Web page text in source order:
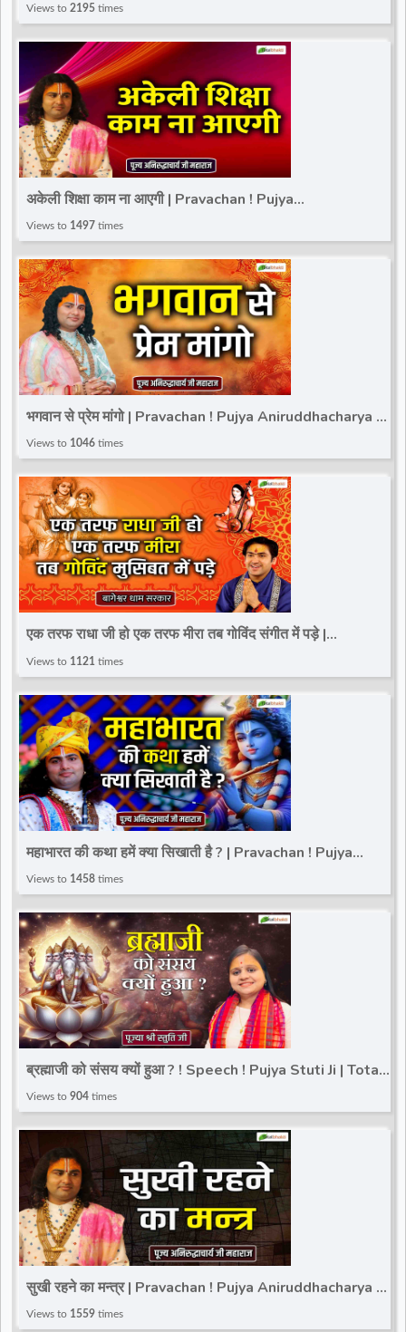
Mahima | 26 January 2025 | Totalbhakti
Views to 2195 times
अकेली शिक्षा काम ना आएगी | Pravachan ! Pujya
Aniruddhacharya Ji Maharaj
Views to 1497 times
भगवान से प्रेम मांगो | Pravachan ! Pujya Aniruddhacharya Ji
Maharaj
Views to 1046 times
एक तरफ राधा जी हो एक तरफ मीरा तब गोविंद संगीत में पड़े |
Bageshwar Dham Sarkar | Sagar (M.P.)
Views to 1121 times
महाभारत की कथा हमें क्या सिखाती है ? | Pravachan ! Pujya
Aniruddhacharya Ji Maharaj
Views to 1458 times
ब्रह्माजी को संसय क्यों हुआ ? ! Speech ! Pujya Stuti Ji | Total
Bhakti
Views to 904 times
सुखी रहने का मन्त्र | Pravachan ! Pujya Aniruddhacharya Ji
Maharaj
Views to 1559 times